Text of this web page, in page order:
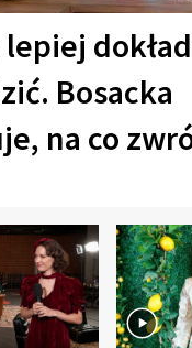
lepiej
Bosacka
na co